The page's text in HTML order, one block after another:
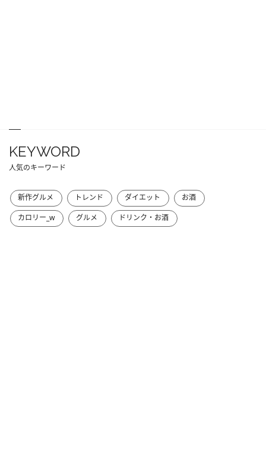
KEYWORD
人気のキーワード
新作グルメ トレンド ダイエット
お酒
カロリー_w
グルメ ドリンク・お酒